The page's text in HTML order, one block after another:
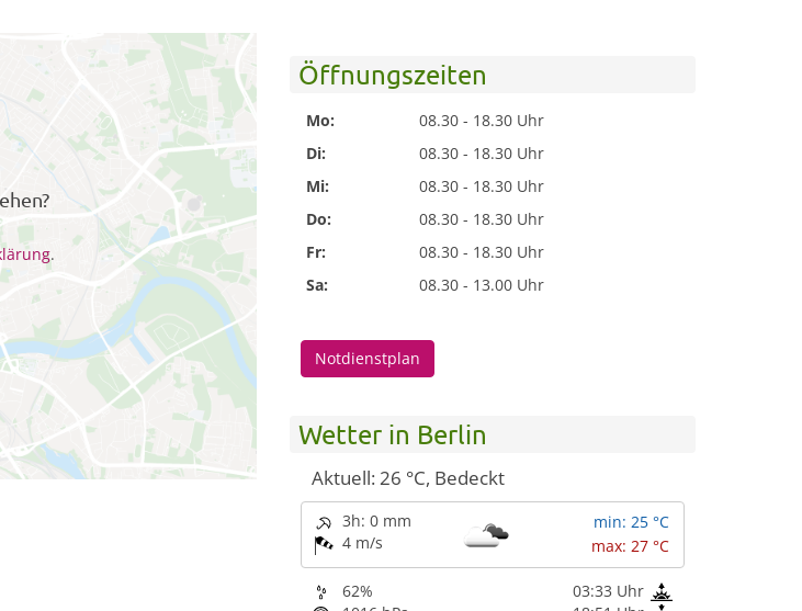
.
Öffnungszeiten
Mo:
08.30 - 18.30 Uhr
Di:
08.30 - 18.30 Uhr
Mi:
08.30 - 18.30 Uhr
Do:
08.30 - 18.30 Uhr
Fr:
08.30 - 18.30 Uhr
Sa:
08.30 - 13.00 Uhr
Notdienstplan
Wetter in Berlin
Aktuell: 26 °C, Bedeckt
3h: 0 mm
4 m/s
min: 25 °C
max: 27 °C
62%
03:33 Uhr